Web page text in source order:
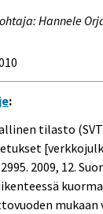
Hannele
:
tilasto
2009, 12.
mukaan